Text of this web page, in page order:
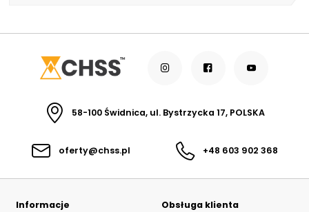
58-100 Świdnica, ul. Bystrzycka 17, POLSKA
oferty@chss.pl +48 603 902 368
Informacje
Obsługa klienta